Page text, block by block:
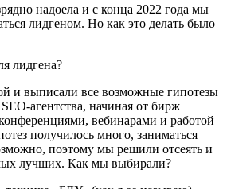
надоела и с конца 2022 года мы
лидгеном. Но как это делать было
лидгена?
и выписали все возможные гипотезы
агентства, начиная от бирж
вебинарами и работой
получилось много, заниматься
поэтому мы решили отсеять и
лучших. Как мы выбирали?